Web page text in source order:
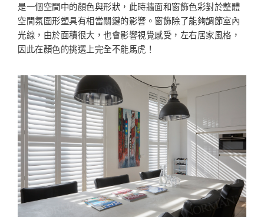
是一個空間中的顏色與形狀，此時牆面和窗飾色彩對於整體
空間氛圍形塑具有相當關鍵的影響。窗飾除了能夠調節室內
光線，由於面積很大，也會影響視覺感受，左右居家風格，
因此在顏色的挑選上完全不能馬虎！